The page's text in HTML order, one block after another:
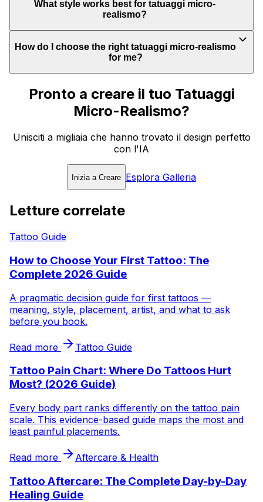
What style works best for tatuaggi micro-
realismo?
How do I choose the right tatuaggi micro-realismo
for me?
Pronto a creare il tuo Tatuaggi
Micro-Realismo?
Unisciti a migliaia che hanno trovato il design perfetto
con l'IA
Inizia a Creare Esplora Galleria
Letture correlate
Tattoo Guide
How to Choose Your First Tattoo: The
Complete 2026 Guide
A pragmatic decision guide for first tattoos —
meaning, style, placement, artist, and what to ask
before you book.
Read more Tattoo Guide
Tattoo Pain Chart: Where Do Tattoos Hurt
Most? (2026 Guide)
Every body part ranks differently on the tattoo pain
scale. This evidence-based guide maps the most and
least painful placements.
Read more Aftercare & Health
Tattoo Aftercare: The Complete Day-by-Day
Healing Guide